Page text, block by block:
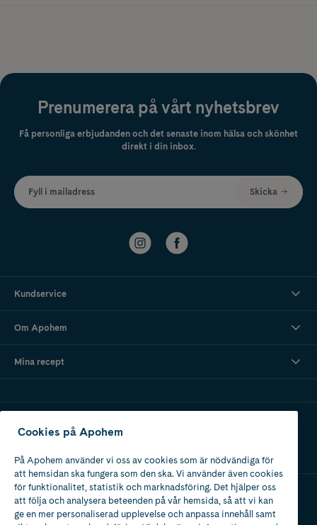
Prenumerera på vårt nyhetsbrev
Få personliga erbjudanden och det senaste inom hälsa och skönhet
direkt i din inbox.
Fyll i mailadress Skicka
Kundservice
Om Apohem
Mina recept
Apotek med tillstånd
av Läkemedelsverket
Cookies på Apohem
På Apohem använder vi oss av cookies som är nödvändiga för
att hemsidan ska fungera som den ska. Vi använder även cookies
för funktionalitet, statistik och marknadsföring. Det hjälper oss
att följa och analysera beteenden på vår hemsida, så att vi kan
ge en mer personaliserad upplevelse och anpassa innehåll samt